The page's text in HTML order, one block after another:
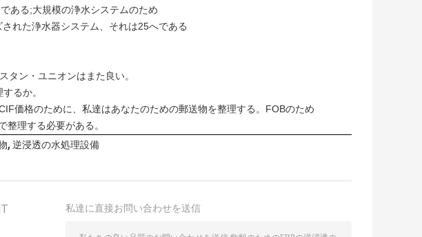
ある;大規模の浄水システムのため
れた浄水器システム、それは25へである
タン・ユニオンはまた良い。
るか。
価格のために、私達はあなたのための郵送物を整理する。FOBのため
理する必要がある。
, 逆浸透の水処理設備
私達に直接お問い合わせを送信